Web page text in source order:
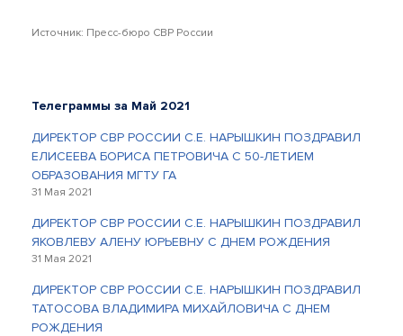
Источник: Пресс-бюро СВР России
Телеграммы за Май 2021
ДИРЕКТОР СВР РОССИИ С.Е. НАРЫШКИН ПОЗДРАВИЛ
ЕЛИСЕЕВА БОРИСА ПЕТРОВИЧА С 50-ЛЕТИЕМ
ОБРАЗОВАНИЯ МГТУ ГА
31 Мая 2021
ДИРЕКТОР СВР РОССИИ С.Е. НАРЫШКИН ПОЗДРАВИЛ
ЯКОВЛЕВУ АЛЕНУ ЮРЬЕВНУ С ДНЕМ РОЖДЕНИЯ
31 Мая 2021
ДИРЕКТОР СВР РОССИИ С.Е. НАРЫШКИН ПОЗДРАВИЛ
ТАТОСОВА ВЛАДИМИРА МИХАЙЛОВИЧА С ДНЕМ
РОЖДЕНИЯ